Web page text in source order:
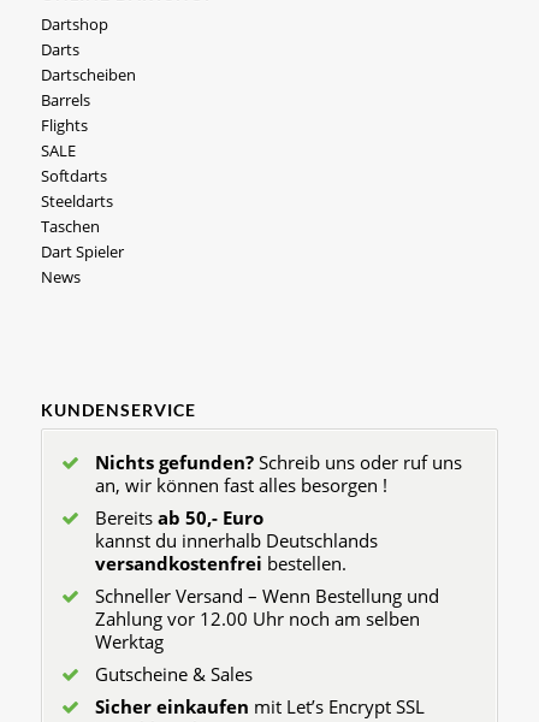
Dartshop
Darts
Dartscheiben
Barrels
Flights
SALE
Softdarts
Steeldarts
Taschen
Dart Spieler
News
KUNDENSERVICE
Nichts gefunden?Schreib uns oder ruf uns
an, wir können fast alles besorgen !
Bereits ab 50,- Euro
kannst du innerhalb Deutschlands
versandkostenfrei bestellen.
Schneller Versand – Wenn Bestellung und
Zahlung vor 12.00 Uhr noch am selben
Werktag
Gutscheine & Sales
Sicher einkaufen mit Let’s Encrypt SSL